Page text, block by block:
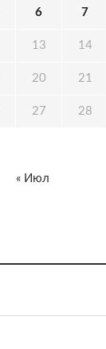
6 7
13 14
20 21
27 28
« Июл